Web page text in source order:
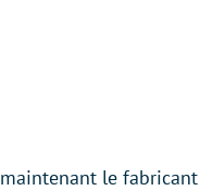
le fabricant